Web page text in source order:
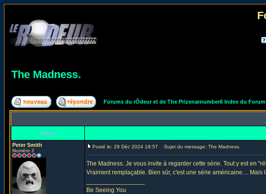
The Madness.
Forums du rÔdeur et de The Prizenarnumber6 Index du Forum
Auteur
Peter Smith
Numéro 2
Posté le: 29 Déc 2024 18:57 Sujet du message: The Madness.
The Madness. Je vous invite à regarder cette série. Tout y est en
Vraiment remplaçable. Bien sûr, c'est une série américaine....
Be Seeing You